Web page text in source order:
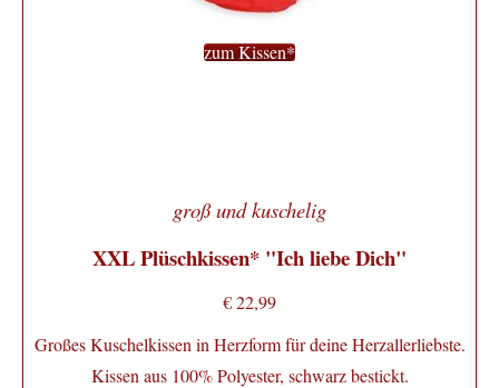
zum Kissen*
groß und kuschelig
XXL Plüschkissen* "Ich liebe Dich"
€ 22,99
Großes Kuschelkissen in Herzform für deine Herzallerliebste.
Kissen aus 100% Polyester, schwarz bestickt.